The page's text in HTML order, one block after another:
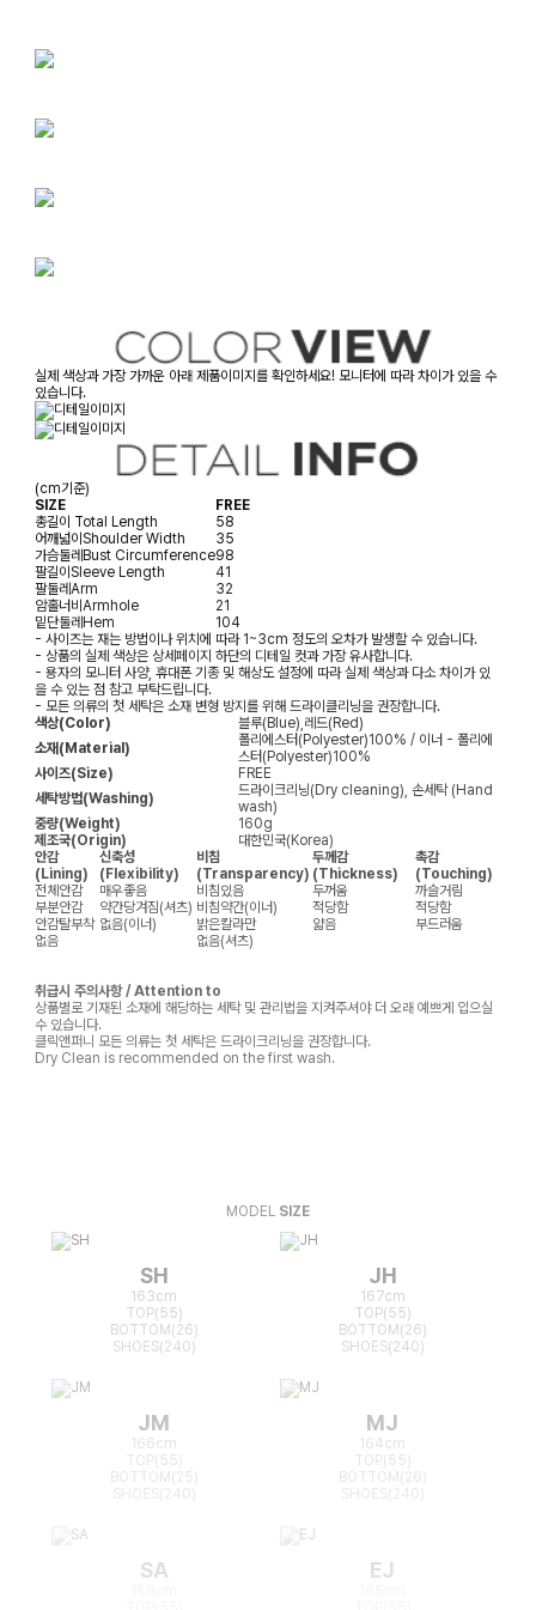
실제 색상과 가장 가까운 아래 제품이미지를 확인하세요! 모니터에 따라 차이가 있을 수
있습니다.
(cm기준)
SIZE
FREE
총길이 Total Length
58
어깨넓이Shoulder Width
35
가슴둘레Bust Circumference98
팔길이Sleeve Length
41
팔둘레Arm
32
암홀너비Armhole
21
밑단둘레Hem
104
- 사이즈는 재는 방법이나 위치에 따라 1~3cm 정도의 오차가 발생할 수 있습니다.
- 상품의 실제 색상은 상세페이지 하단의 디테일 컷과 가장 유사합니다.
- 용자의 모니터 사양, 휴대폰 기종 및 해상도 설정에 따라 실제 색상과 다소 차이가 있
을 수 있는 점 참고 부탁드립니다.
- 모든 의류의 첫 세탁은 소재 변형 방지를 위해 드라이클리닝을 권장합니다.
색상(Color)
블루(Blue),레드(Red)
소재(Material)
폴리에스터(Polyester)100% / 이너 - 폴리에
스터(Polyester)100%
사이즈(Size)
FREE
세탁방법(Washing)
드라이크리닝(Dry cleaning), 손세탁 (Hand
wash)
중량(Weight)
160g
제조국(Origin)
대한민국(Korea)
안감
(Lining)
신축성
(Flexibility)
비침
(Transparency)
두께감
(Thickness)
촉감
(Touching)
전체안감
매우좋음 비침있음 두꺼움
까슬거림
부분안감
약간당겨짐(셔츠) 비침약간(이너) 적당함
적당함
안감탈부착 없음(이너) 밝은칼라만 얇음
부드러움
없음
없음(셔츠)
취급시 주의사항 / Attention to
상품별로 기재된 소재에 해당하는 세탁 및 관리법을 지켜주셔야 더 오래 예쁘게 입으실
수 있습니다.
클릭앤퍼니 모든 의류는 첫 세탁은 드라이크리닝을 권장합니다.
Dry Clean is recommended on the first wash.
MODEL SIZE
SH
163cm
TOP(55)
BOTTOM(26)
SHOES(240)
JH
167cm
TOP(55)
BOTTOM(26)
SHOES(240)
JM
166cm
TOP(55)
BOTTOM(25)
MJ
164cm
TOP(55)
BOTTOM(26)
SA EJ